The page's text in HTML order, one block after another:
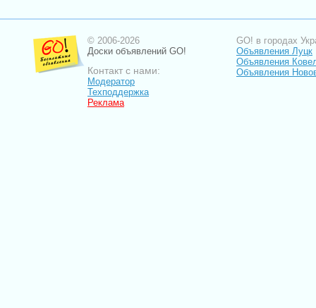
© 2006-2026
Доски объявлений GO!
Контакт с нами:
Модератор
Техподдержка
Реклама
GO! в городах
Объявления Луцк
Объявления
Объявления